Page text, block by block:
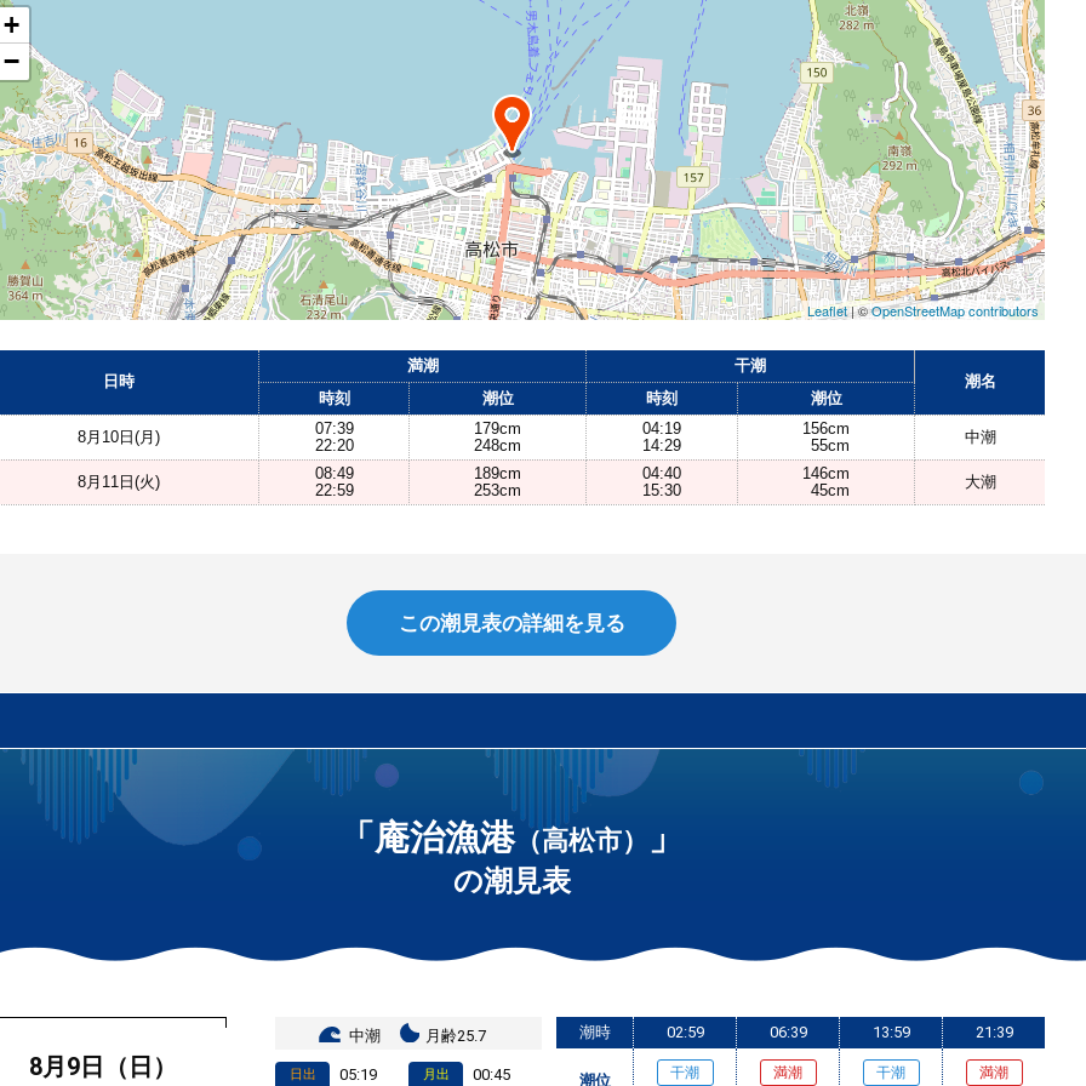
+
−
Leaflet| ©OpenStreetMap contributors
日時
満潮
干潮
潮名
時刻
潮位 時刻 潮位
8月10日(月)
07:39
22:20
179cm
248cm
04:19
14:29
156cm
55cm
中潮
8月11日(火)
08:49
22:59
189cm
253cm
04:40
15:30
146cm
45cm
大潮
この潮見表の詳細を見る
「庵治漁港（高松市） 」
の潮見表
8月9日（日）
中潮 月齢25.7
日出 05:19 月出 00:45
潮時
潮位
02:59
干潮
06:39
満潮
13:59
干潮
21:39
満潮